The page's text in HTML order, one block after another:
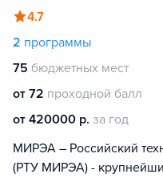
4.7
2 программы
75 бюджетных мест
от 72 проходной балл
от 420000 р. за год
МИРЭА – Российский
(РТУ МИРЭА) -